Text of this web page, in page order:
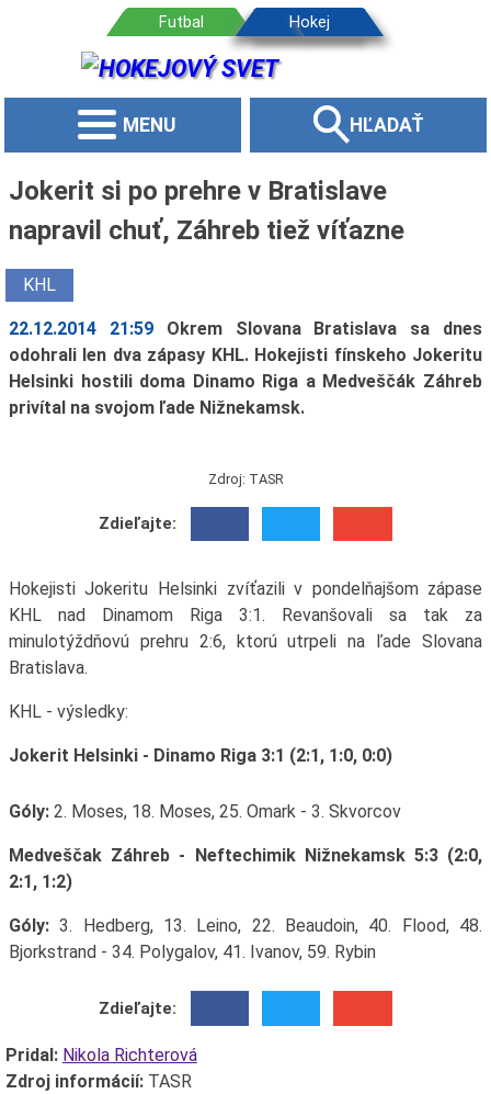
MENU HĽADAŤ
Jokerit si po prehre v Bratislave
napravil chuť, Záhreb tiež víťazne
KHL
22.12.2014 21:59
Okrem Slovana Bratislava sa dnes
odohrali len dva zápasy KHL. Hokejisti fínskeho Jokeritu
Helsinki hostili doma Dinamo Riga a Medveščák Záhreb
privítal na svojom ľade Nižnekamsk.
Zdroj: TASR
Zdieľajte:
Hokejisti Jokeritu Helsinki zvíťazili v pondelňajšom zápase
KHL nad Dinamom Riga 3:1. Revanšovali sa tak za
minulotýždňovú prehru 2:6, ktorú utrpeli na ľade Slovana
Bratislava.
KHL - výsledky:
Jokerit Helsinki - Dinamo Riga 3:1 (2:1, 1:0, 0:0)
Góly:2. Moses, 18. Moses, 25. Omark - 3. Skvorcov
Medveščak Záhreb - Neftechimik Nižnekamsk 5:3 (2:0,
2:1, 1:2)
Góly:3. Hedberg, 13. Leino, 22. Beaudoin, 40. Flood, 48.
Bjorkstrand - 34. Polygalov, 41. Ivanov, 59. Rybin
Zdieľajte:
Pridal: Nikola Richterová
Zdroj informácií:TASR